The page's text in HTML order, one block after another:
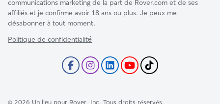
communications marketing de la part de Rover.com et de ses
affiliés et je confirme avoir 18 ans ou plus. Je peux me
désabonner à tout moment.
Politique de confidentialité́
© 2026 Un lieu pour Rover, Inc. Tous droits réservés.